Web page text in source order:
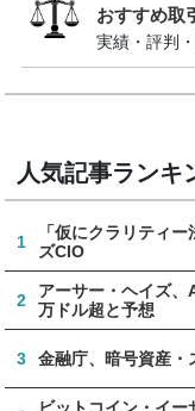
おすすめ取
実績・評判
人気記事ランキ
1
「仮にクラリティ
ズCIO
2
アーサー・ヘイズ
万ドル超と予想
3 金融庁、暗号資産